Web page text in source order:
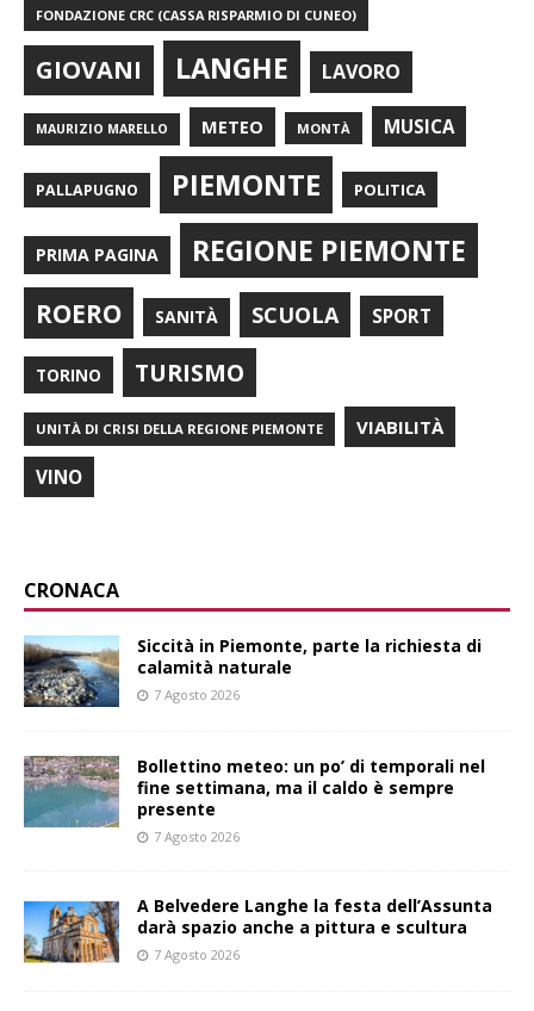
FONDAZIONE CRC (CASSA RISPARMIO DI CUNEO)
GIOVANI LANGHE LAVORO
MAURIZIO MARELLO METEO MONTÀ MUSICA
PALLAPUGNO PIEMONTE POLITICA
PRIMA PAGINA REGIONE PIEMONTE
ROERO SANITÀ SCUOLA SPORT
TORINO TURISMO
UNITÀ DI CRISI DELLA REGIONE PIEMONTE VIABILITÀ
VINO
CRONACA
Siccità in Piemonte, parte la richiesta di
calamità naturale
7 Agosto 2026
Bollettino meteo: un po’ di temporali nel
fine settimana, ma il caldo è sempre
presente
7 Agosto 2026
A Belvedere Langhe la festa dell’Assunta
darà spazio anche a pittura e scultura
7 Agosto 2026